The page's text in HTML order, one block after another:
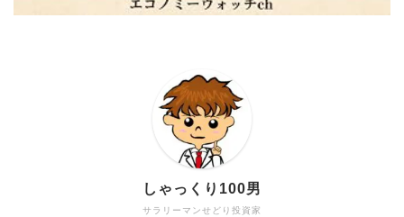
サラリーマンせどり投資家
しゃっくり100男